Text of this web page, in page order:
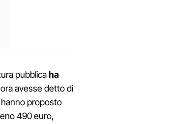
pubblicaha
avesse detto di
proposto
490 euro,